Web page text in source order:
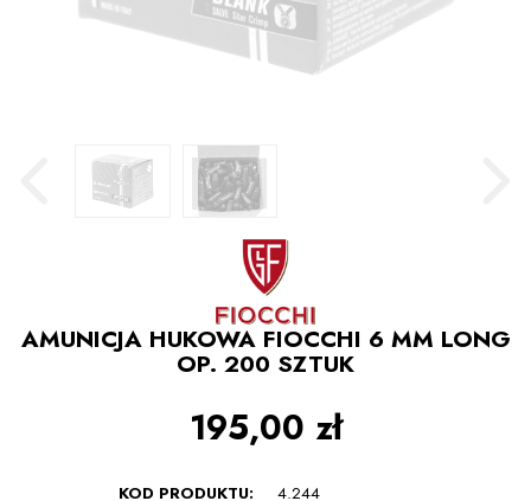
AMUNICJA HUKOWA FIOCCHI 6 MM LONG
OP. 200 SZTUK
195,00 zł
KOD PRODUKTU:
4.244